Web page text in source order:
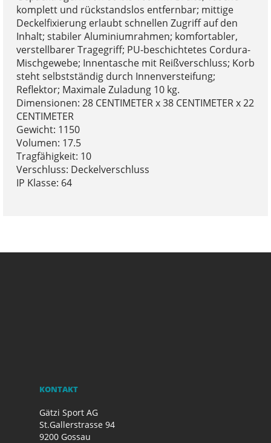
komplett und rückstandslos entfernbar; mittige
Deckelfixierung erlaubt schnellen Zugriff auf den
Inhalt; stabiler Aluminiumrahmen; komfortabler,
verstellbarer Tragegriff; PU-beschichtetes Cordura-
Mischgewebe; Innentasche mit Reißverschluss; Korb
steht selbstständig durch Innenversteifung;
Reflektor; Maximale Zuladung 10 kg.
Dimensionen: 28 CENTIMETER x 38 CENTIMETER x 22
CENTIMETER
Gewicht: 1150
Volumen: 17.5
Tragfähigkeit: 10
Verschluss: Deckelverschluss
IP Klasse: 64
KONTAKT
Gätzi Sport AG
St.Gallerstrasse 94
9200 Gossau